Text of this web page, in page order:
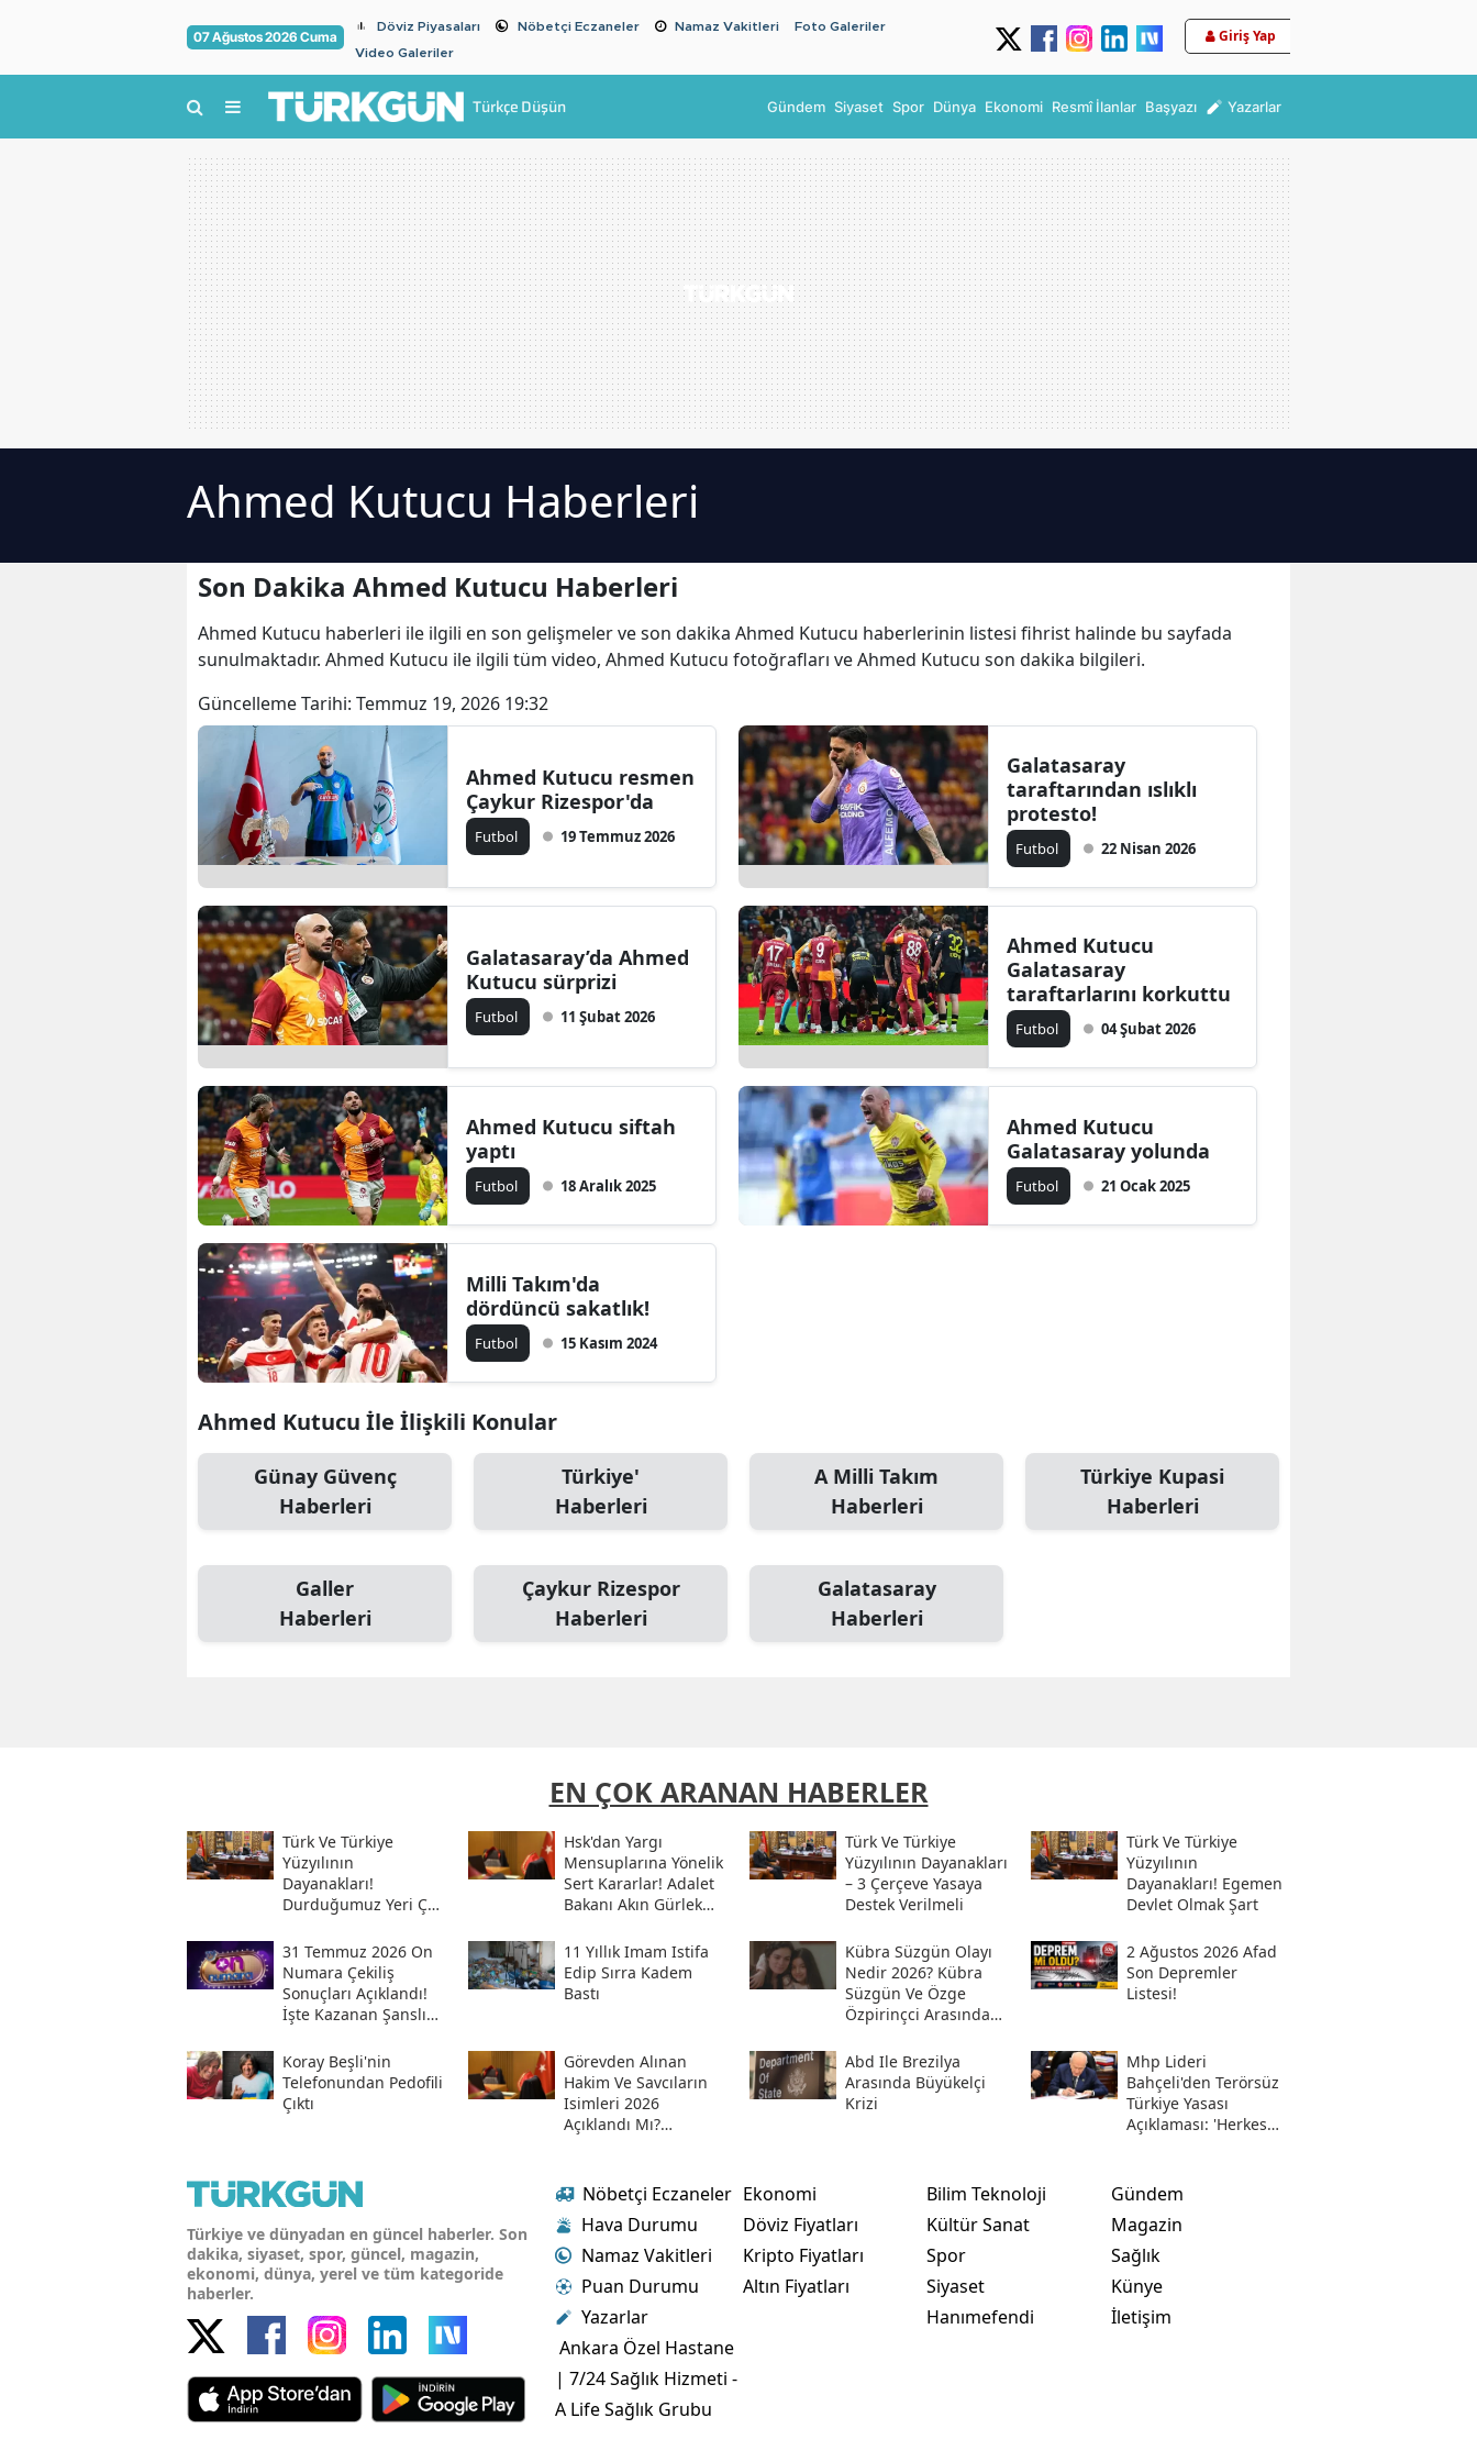
07 Ağustos 2026 Cuma
Döviz Piyasaları Nöbetçi Eczaneler Namaz Vakitleri
Foto Galeriler
Video Galeriler
Giriş Yap
Türkçe Düşün Gündem Siyaset Spor Dünya Ekonomi Resmî İlanlar Başyazı Yazarlar
Ahmed Kutucu Haberleri
Son Dakika Ahmed Kutucu Haberleri
Ahmed Kutucu haberleri ile ilgili en son gelişmeler ve son dakika Ahmed Kutucu haberlerinin listesi fihrist halinde bu sayfada
sunulmaktadır. Ahmed Kutucu ile ilgili tüm video, Ahmed Kutucu fotoğrafları ve Ahmed Kutucu son dakika bilgileri.
Güncelleme Tarihi: Temmuz 19, 2026 19:32
Ahmed Kutucu resmen
Çaykur Rizespor'da
Futbol 19 Temmuz 2026
Galatasaray
taraftarından ıslıklı
protesto!
Futbol 22 Nisan 2026
Galatasaray’da Ahmed
Kutucu sürprizi
Futbol 11 Şubat 2026
Ahmed Kutucu
Galatasaray
taraftarlarını korkuttu
Futbol 04 Şubat 2026
Ahmed Kutucu siftah
yaptı
Futbol 18 Aralık 2025
Ahmed Kutucu
Galatasaray yolunda
Futbol 21 Ocak 2025
Milli Takım'da
dördüncü sakatlık!
Futbol 15 Kasım 2024
Ahmed Kutucu İle İlişkili Konular
Günay Güvenç
Haberleri
Türkiye'
Haberleri
A Milli Takım
Haberleri
Türkiye Kupasi
Haberleri
Galler
Haberleri
Çaykur Rizespor
Haberleri
Galatasaray
Haberleri
EN ÇOK ARANAN HABERLER
Türk Ve Türkiye
Yüzyılının
Dayanakları!
Durduğumuz Yeri Çok
Hsk'dan Yargı
Mensuplarına Yönelik
Sert Kararlar! Adalet
Bakanı Akın Gürlek
Hesabından Açıkladı
Türk Ve Türkiye
Yüzyılının Dayanakları
– 3 Çerçeve Yasaya
Destek Verilmeli
Türk Ve Türkiye
Yüzyılının
Dayanakları! Egemen
Devlet Olmak Şart
31 Temmuz 2026 On
Numara Çekiliş
Sonuçları Açıklandı!
İşte Kazanan Şanslı
Sorgulama Ekranı
11 Yıllık Imam Istifa
Edip Sırra Kadem
Bastı
Kübra Süzgün Olayı
Nedir 2026? Kübra
Süzgün Ve Özge
Özpirinçci Arasında
2 Ağustos 2026 Afad
Son Depremler
Listesi!
Koray Beşli'nin
Telefonundan Pedofili
Çıktı
Görevden Alınan
Hakim Ve Savcıların
Isimleri 2026
Açıklandı Mı?
Savcılar Isim Listesi
Abd Ile Brezilya
Arasında Büyükelçi
Krizi
Mhp Lideri
Bahçeli'den Terörsüz
Türkiye Yasası
Açıklaması: 'herkes
Türkiye ve dünyadan en güncel haberler. Son
dakika, siyaset, spor, güncel, magazin,
ekonomi, dünya, yerel ve tüm kategoride
haberler.
Nöbetçi Eczaneler
Hava Durumu
Namaz Vakitleri
Puan Durumu
Yazarlar
Ankara Özel Hastane
| 7/24 Sağlık Hizmeti -
A Life Sağlık Grubu
Ekonomi
Döviz Fiyatları
Kripto Fiyatları
Altın Fiyatları
Bilim Teknoloji
Kültür Sanat
Spor
Siyaset
Hanımefendi
Gündem
Magazin
Sağlık
Künye
İletişim